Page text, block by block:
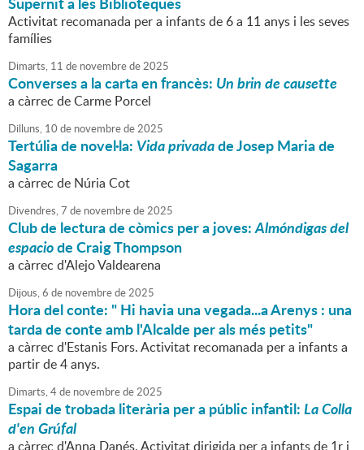
Activitat recomanada per a infants de 6 a 11 anys i les seves
famílies
Dimarts, 11 de novembrede2025
Converses a la carta en francès: Un brin de causette
a càrrec de Carme Porcel
Dilluns, 10 de novembrede2025
Tertúlia de novel·la: Vida privadade Josep Maria de
Sagarra
a càrrec de Núria Cot
Divendres,7 de novembrede2025
Club de lectura de còmics per a joves:Almóndigas del
espaciode Craig Thompson
a càrrec d'Alejo Valdearena
Dijous,6 de novembrede2025
Hora del conte: " Hi havia una vegada...a Arenys : una
tarda de conte amb l'Alcalde per als més petits"
a càrrec d'Estanis Fors. Activitat recomanada per a infants a
partir de 4 anys.
Dimarts,4de novembrede2025
Espai de trobada literària per a públic infantil:La Colla
d'en Grúfal
a càrrec d'Anna Danés. Activitat dirigida per a infants de 1r i